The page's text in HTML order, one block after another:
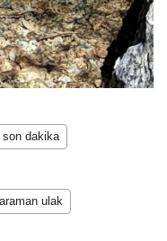
son dakika
ulak